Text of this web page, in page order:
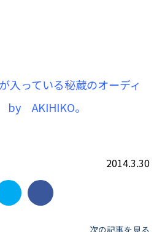
入っている秘蔵のオーディ
by AKIHIKO。
2014.3.30
次の記事を見る